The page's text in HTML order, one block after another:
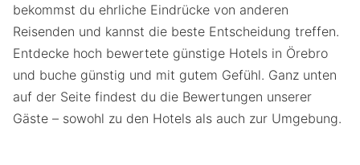
bekommst du ehrliche Eindrücke von anderen
Reisenden und kannst die beste Entscheidung treffen.
Entdecke hoch bewertete günstige Hotels in Örebro
und buche günstig und mit gutem Gefühl. Ganz unten
auf der Seite findest du die Bewertungen unserer
Gäste – sowohl zu den Hotels als auch zur Umgebung.